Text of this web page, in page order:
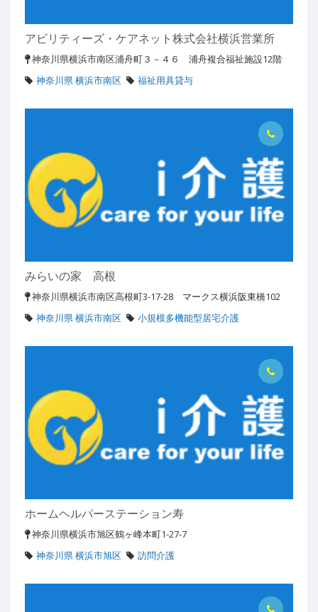
アビリティーズ・ケアネット株式会社横浜営業所
神奈川県横浜市南区浦舟町３－４６ 浦舟複合福祉施設12階
神奈川県 横浜市南区
福祉用具貸与
みらいの家 高根
神奈川県横浜市南区高根町3-17-28 マークス横浜阪東橋102
神奈川県 横浜市南区
小規模多機能型居宅介護
ホームヘルパーステーション寿
神奈川県横浜市旭区鶴ヶ峰本町1-27-7
神奈川県 横浜市旭区
訪問介護